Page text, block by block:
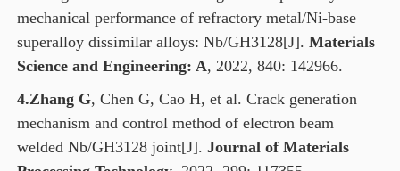
mechanical performance of refractory metal/Ni-base
superalloy dissimilar alloys: Nb/GH3128[J]. Materials
Science and Engineering: A, 2022, 840: 142966.
4.Zhang G, Chen G, Cao H, et al. Crack generation
mechanism and control method of electron beam
welded Nb/GH3128 joint[J]. Journal of Materials